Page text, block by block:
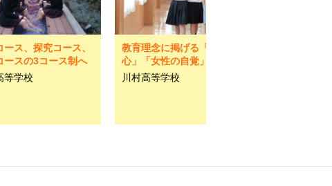
ース、探究コース、
ースの3コース制へ
等学校
教育理念に掲げる「感謝の
心」「女性の自覚」を育む
川村高等学校